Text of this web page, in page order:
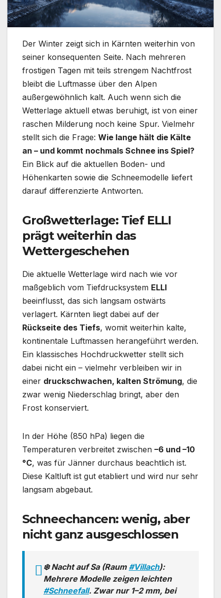
Der Winter zeigt sich in Kärnten weiterhin von
seiner konsequenten Seite. Nach mehreren
frostigen Tagen mit teils strengem Nachtfrost
bleibt die Luftmasse über den Alpen
außergewöhnlich kalt. Auch wenn sich die
Wetterlage aktuell etwas beruhigt, ist von einer
raschen Milderung noch keine Spur. Vielmehr
stellt sich die Frage: Wie lange hält die Kälte
an – und kommt nochmals Schnee ins Spiel?
Ein Blick auf die aktuellen Boden- und
Höhenkarten sowie die Schneemodelle liefert
darauf differenzierte Antworten.
Großwetterlage: Tief ELLI
prägt weiterhin das
Wettergeschehen
Die aktuelle Wetterlage wird nach wie vor
maßgeblich vom Tiefdrucksystem ELLI
beeinflusst, das sich langsam ostwärts
verlagert. Kärnten liegt dabei auf der
Rückseite des Tiefs, womit weiterhin kalte,
kontinentale Luftmassen herangeführt werden.
Ein klassisches Hochdruckwetter stellt sich
dabei nicht ein – vielmehr verbleiben wir in
einer druckschwachen, kalten Strömung, die
zwar wenig Niederschlag bringt, aber den
Frost konserviert.
In der Höhe (850 hPa) liegen die
Temperaturen verbreitet zwischen –6 und –10
°C, was für Jänner durchaus beachtlich ist.
Diese Kaltluft ist gut etabliert und wird nur sehr
langsam abgebaut.
Schneechancen: wenig, aber
nicht ganz ausgeschlossen
❄️ Nacht auf Sa (Raum #Villach):
Mehrere Modelle zeigen leichten
#Schneefall. Zwar nur 1–2 mm, bei